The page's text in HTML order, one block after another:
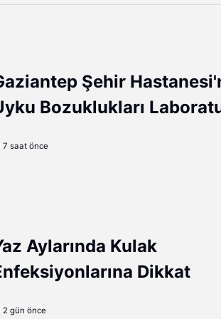
Şehir
Bozuklukları
7 saat önce
Aylarında Kulak
Dikkat
2 gün önce